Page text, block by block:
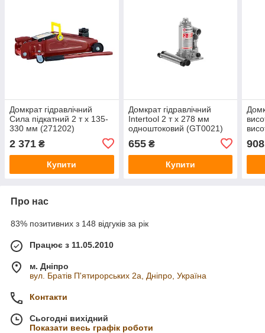
Домкрат гідравлічний
Сила підкатний 2 т x 135-
330 мм (271202)
2 371 ₴
Купити
Домкрат гідравлічний
Intertool 2 т х 278 мм
одноштоковий (GT0021)
655₴
Купити
908
Про нас
83% позитивних з 148 відгуків за рік
Працює з 11.05.2010
м. Дніпро
вул. Братів П'ятирорських 2а, Дніпро, Україна
Контакти
Сьогодні вихідний
Показати весь графік роботи